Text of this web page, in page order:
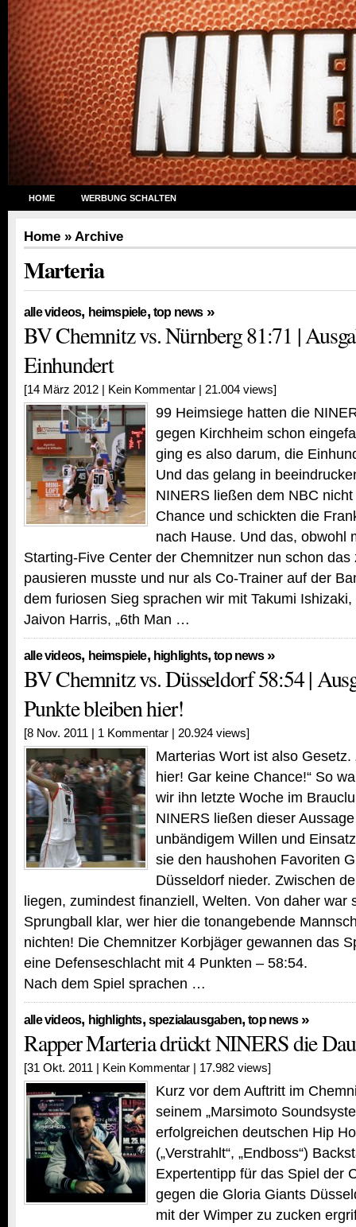
HOME WERBUNG SCHALTEN
Home » Archive
Marteria
alle videos, heimspiele, top news»
BV Chemnitz vs. Nürnberg 81:71 |
Einhundert
[14 März 2012 | Kein Kommentar | 21.004 views]
99 Heimsiege hatten die
gegen Kirchheim schon
ging es also darum, die
Und das gelang in
NINERS ließen dem NBC
Chance und schickten die
nach Hause. Und das, obwohl
Starting-Five Center der Chemnitzer nun schon
pausieren musste und nur als Co-Trainer auf der
dem furiosen Sieg sprachen wir mit Takumi
Jaivon Harris, „6th Man …
alle videos, heimspiele, highlights,top news»
BV Chemnitz vs. Düsseldorf 58:54 |
Punkte bleiben hier!
[8 Nov. 2011 | 1 Kommentar | 20.924 views]
Marterias Wort ist also Gesetz.
hier! Gar keine Chance!“ So
wir ihn letzte Woche im
NINERS ließen dieser
unbändigem Willen und
sie den haushohen Favoriten
Düsseldorf nieder. Zwischen
liegen, zumindest finanziell, Welten. Von daher war
Sprungball klar, wer hier die tonangebende
nichten! Die Chemnitzer Korbjäger gewannen das
eine Defenseschlacht mit 4 Punkten – 58:54.
Nach dem Spiel sprachen …
alle videos, highlights, spezialausgaben,top news»
Rapper Marteria drückt NINERS die
[31 Okt. 2011 | Kein Kommentar | 17.982 views]
Kurz vor dem Auftritt im
seinem „Marsimoto
erfolgreichen deutschen Hip
(„Verstrahlt“, „Endboss“)
Expertentipp für das Spiel der
gegen die Gloria Giants
mit der Wimper zu zucken